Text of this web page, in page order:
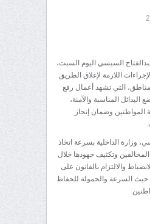
السيسي اليوم السبت،
اللازمة لإغلاق الطريق
التي تشهد أعمال رفع
البدائل المناسبة والآمنة،
وضمان إنجاز
وزارة الداخلية بسرعة اتخاذ
المخالفين وتكثيف جهودها خلال
والالتزام بالقانون على
السرعة والحمولة للحفاظ